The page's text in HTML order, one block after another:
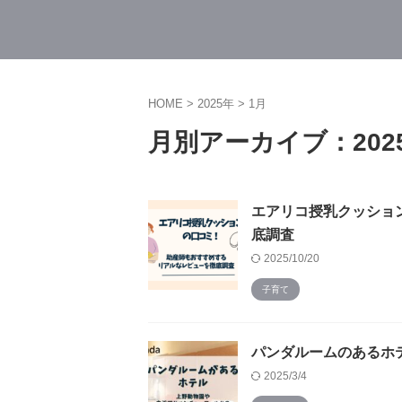
HOME > 2025年 > 1月
月別アーカイブ：
エアリコ授乳クッショ
底調査
2025/10/20
子育て
パンダルームのあるホ
2025/3/4